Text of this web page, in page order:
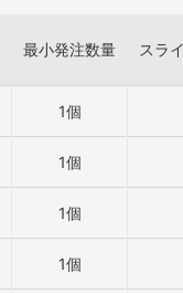
最小発注数量 スラ
1個
1個
1個
1個